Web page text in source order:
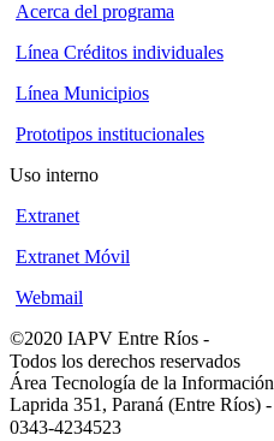
Acerca del programa
Línea Créditos individuales
Línea Municipios
Prototipos institucionales
Uso interno
Extranet
Extranet Móvil
Webmail
©2020 IAPV Entre Ríos -
Todos los derechos reservados
Área Tecnología de la Información
Laprida 351, Paraná (Entre Ríos) -
0343-4234523